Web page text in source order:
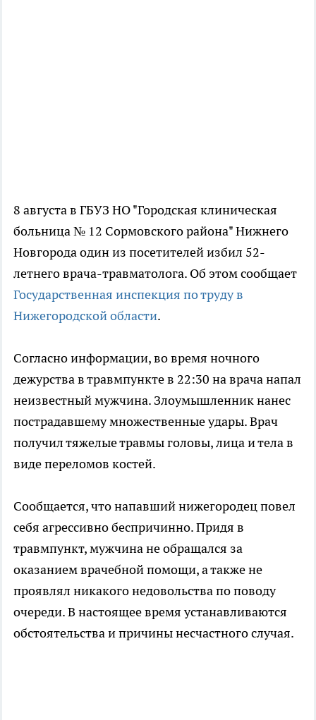
8 августа в ГБУЗ НО "Городская клиническая
больница № 12 Сормовского района" Нижнего
Новгорода один из посетителей избил 52-
летнего врача-травматолога. Об этом сообщает
Государственная инспекция по труду в
Нижегородской области.
Согласно информации, во время ночного
дежурства в травмпункте в 22:30 на врача напал
неизвестный мужчина. Злоумышленник нанес
пострадавшему множественные удары. Врач
получил тяжелые травмы головы, лица и тела в
виде переломов костей.
Сообщается, что напавший нижегородец повел
себя агрессивно беспричинно. Придя в
травмпункт, мужчина не обращался за
оказанием врачебной помощи, а также не
проявлял никакого недовольства по поводу
очереди. В настоящее время устанавливаются
обстоятельства и причины несчастного случая.